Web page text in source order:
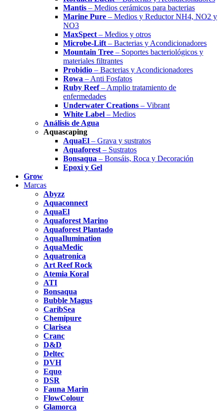
Mantis – Medios cerámicos para bacterias
Marine Pure – Medios y Reductor NH4, NO2 y
NO3
MaxSpect – Medios y otros
Microbe-Lift – Bacterias y Acondicionadores
Mountain Tree – Soportes bacteriológicos y
materiales filtrantes
Probidio – Bacterias y Acondicionadores
Rowa – Anti Fosfatos
Ruby Reef– Amplio tratamiento de
enfermedades
Underwater Creations – Vibrant
White Label – Medios
Análisis de Agua
Aquascaping
AquaEl – Grava y sustratos
Aquaforest – Sustratos
Bonsaqua – Bonsáis, Roca y Decoración
Epoxi y Gel
Grow
Marcas
Abyzz
Aquaconnect
AquaEl
Aquaforest Marino
Aquaforest Plantado
AquaIlumination
AquaMedic
Aquatronica
Art Reef Rock
Atemia Koral
ATI
Bonsaqua
Bubble Magus
CaribSea
Chemipure
Clarisea
Cranc
D&D
Deltec
DVH
Equo
DSR
Fauna Marin
FlowColour
Glamorca